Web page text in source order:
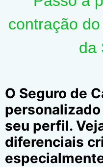
contração
da
O Seguro de
seu perfil.
diferenciais